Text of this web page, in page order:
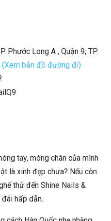
Phước Long A , Quận 9, TP.
(Xem bản đồ đường đi)
tay, móng chân của mình
là xinh đẹp chưa? Nếu còn
thử đến Shine Nails &
hấp dẫn.